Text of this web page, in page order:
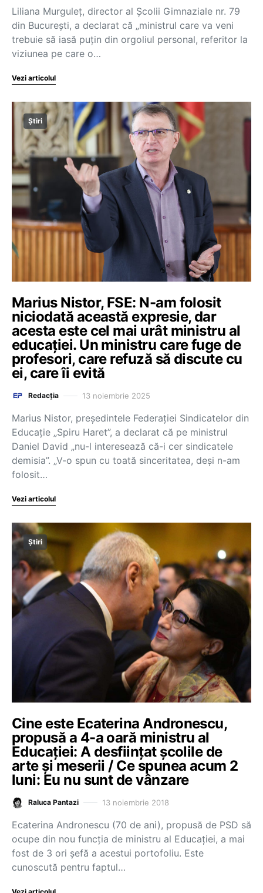
Liliana Murguleț, director al Școlii Gimnaziale nr. 79
din București, a declarat că „ministrul care va veni
trebuie să iasă puțin din orgoliul personal, referitor la
viziunea pe care o…
Vezi articolul
Știri
Marius Nistor, FSE: N-am folosit
niciodată această expresie, dar
acesta este cel mai urât ministru al
educației. Un ministru care fuge de
profesori, care refuză să discute cu
ei, care îi evită
Redacția 13 noiembrie 2025
Marius Nistor, președintele Federației Sindicatelor din
Educație „Spiru Haret”, a declarat că pe ministrul
Daniel David „nu-l interesează că-i cer sindicatele
demisia”. „V-o spun cu toată sinceritatea, deși n-am
folosit…
Vezi articolul
Știri
Cine este Ecaterina Andronescu,
propusă a 4-a oară ministru al
Educației: A desființat școlile de
arte și meserii / Ce spunea acum 2
luni: Eu nu sunt de vânzare
Raluca Pantazi 13 noiembrie 2018
Ecaterina Andronescu (70 de ani), propusă de PSD să
ocupe din nou funcția de ministru al Educației, a mai
fost de 3 ori șefă a acestui portofoliu. Este
cunoscută pentru faptul…